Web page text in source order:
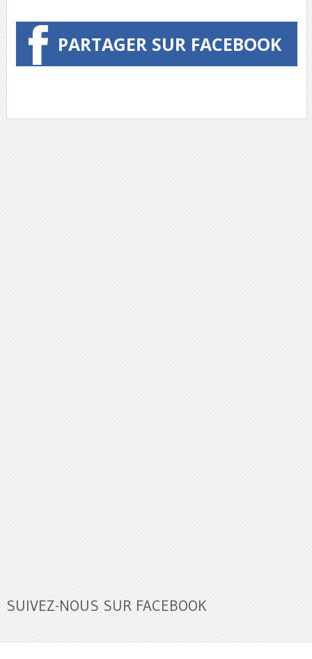
PARTAGER SUR FACEBOOK
SUIVEZ-NOUS SUR FACEBOOK